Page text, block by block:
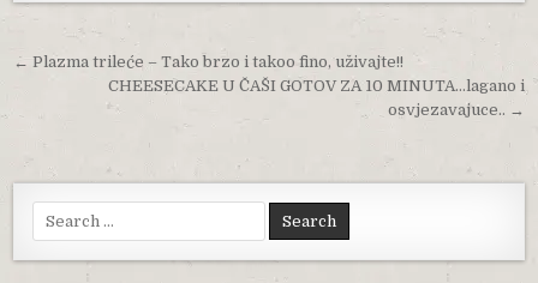
Post navigation
← Plazma trileće – Tako brzo i takoo fino, uživajte!!
CHEESECAKE U ČAŠI GOTOV ZA 10 MINUTA…lagano i
osvjezavajuce.. →
Search for: